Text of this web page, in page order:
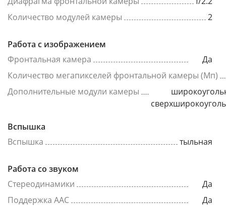
Количество модулей камеры
2
Работа с изображением
Фронтальная камера
Да
Количество мегапикселей фронтальной камеры (Мп)
Дополнительные модули камеры
Вспышка
Вспышка
тыльная
Работа со звуком
Стереодинамики
Да
Поддержка AAC
Да